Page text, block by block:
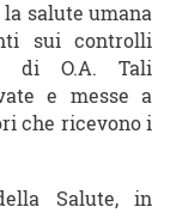
salute umana
sui controlli
di O.A. Tali
e messe a
che ricevono i
Salute, in